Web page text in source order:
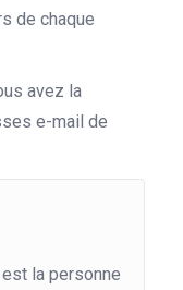
de chaque
avez la
e-mail de
est la personne